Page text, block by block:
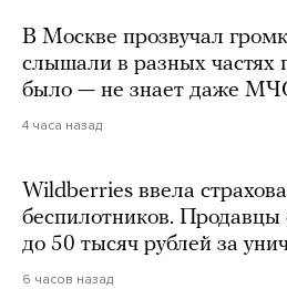
В Москве прозвучал
слышали в разных частях
было — не знает даже
4 часа назад
Wildberries ввела
беспилотников. Продавцы
до 50 тысяч рублей за
6 часов назад